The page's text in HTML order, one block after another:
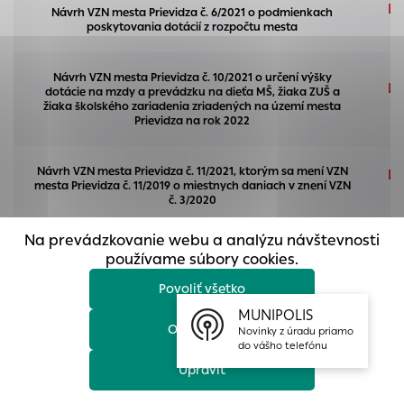
Návrh VZN mesta Prievidza č. 6/2021 o podmienkach
poskytovania dotácií z rozpočtu mesta
Návrh VZN mesta Prievidza č. 10/2021 o určení výšky
dotácie na mzdy a prevádzku na dieťa MŠ, žiaka ZUŠ a
žiaka školského zariadenia zriadených na území mesta
Prievidza na rok 2022
Návrh VZN mesta Prievidza č. 11/2021, ktorým sa mení VZN
mesta Prievidza č. 11/2019 o miestnych daniach v znení VZN
č. 3/2020
Návrh VZN mesta Prievidza č. 12/2021, ktorým sa mení VZN
mesta Prievidza č. 12/2019 o miestnom poplatku za
komunálne odpady a drobné stavebné odpady v znení
VZN č. 6/2020
Návrh VZN mesta Prievidza č. 14/2021 o podmienkach
Na prevádzkovanie webu a analýzu návštevnosti
používame súbory cookies.
Povoliť všetko
Odmietnuť
Upraviť
prístup k zabezpečeným oblastiam webovej stránky. Bez
týchto súborov cookie nemôže web správne fungovať.
Analytické cookies pomáhajú prevádzkovateľovi stránok
pochopiť, ako návštevníci stránok stránku používajú, aby
mohol stránky optimalizovať a ponúknuť im lepšiu
možné ich spojiť s konkrétnou osobou.
Povoliť všetko
Uložiť nastavenia
Viac informácií
MUNIPOLIS
Novinky z úradu priamo
do vášho telefónu